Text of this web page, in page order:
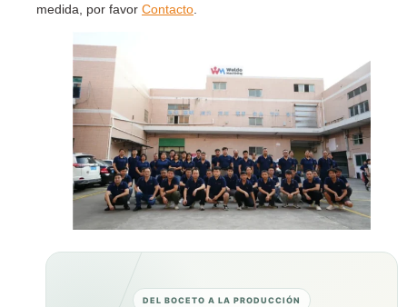
medida, por favor Contacto
DEL BOCETO A LA PRODUCCIÓN